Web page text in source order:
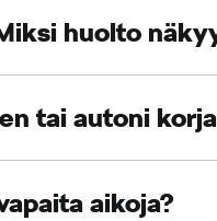
huolto
tai autoni
aikoja?